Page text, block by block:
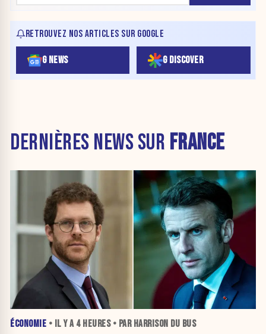
RETROUVEZ NOS ARTICLES SUR GOOGLE
G NEWS G DISCOVER
DERNIÈRES NEWS SUR FRANCE
ÉCONOMIE • IL Y A 4 HEURES• PAR HARRISON DU BUS